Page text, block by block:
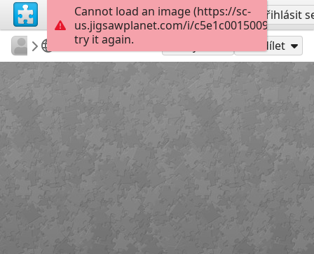
Vytvořit účet Přihlásit
emilyhoward108
What Am I?
What Am I? Sdílet
Cannot load an image (https://sc-
us.jigsawplanet.com/i/
try it again.